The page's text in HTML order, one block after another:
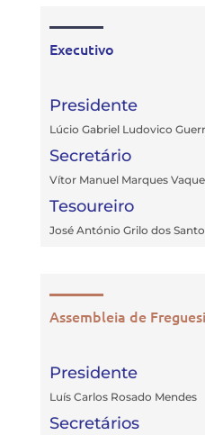
Executivo
Presidente
Lúcio Gabriel Ludovico
Secretário
Vítor Manuel Marques
Tesoureiro
José António Grilo dos
Assembleia de
Presidente
Luís Carlos Rosado Mendes
Secretários